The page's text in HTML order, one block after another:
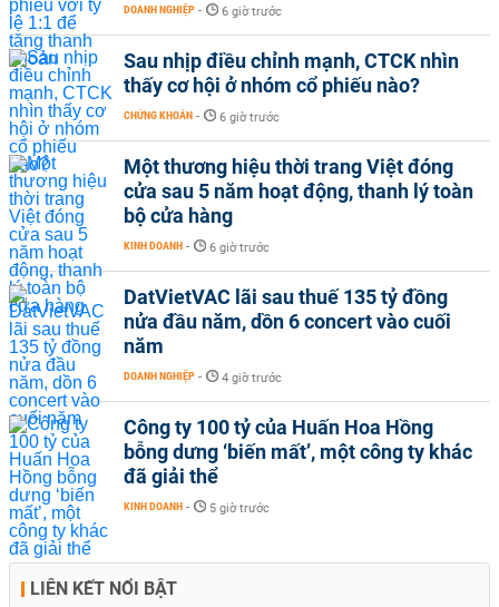
DOANH NGHIỆP - 6 giờ trước
Sau nhịp điều chỉnh mạnh, CTCK nhìn
thấy cơ hội ở nhóm cổ phiếu nào?
CHỨNG KHOÁN - 6 giờ trước
Một thương hiệu thời trang Việt đóng
cửa sau 5 năm hoạt động, thanh lý toàn
bộ cửa hàng
KINH DOANH - 6 giờ trước
DatVietVAC lãi sau thuế 135 tỷ đồng
nửa đầu năm, dồn 6 concert vào cuối
năm
DOANH NGHIỆP - 4 giờ trước
Công ty 100 tỷ của Huấn Hoa Hồng
bỗng dưng ‘biến mất’, một công ty khác
đã giải thể
KINH DOANH - 5 giờ trước
LIÊN KẾT NỔI BẬT